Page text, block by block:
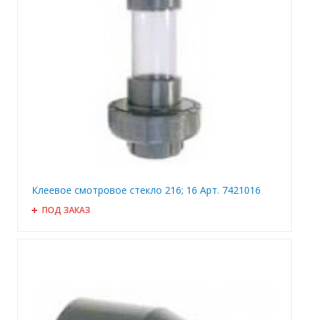
Клеевое смотровое стекло 216; 16 Арт. 7421016
ПОД ЗАКАЗ